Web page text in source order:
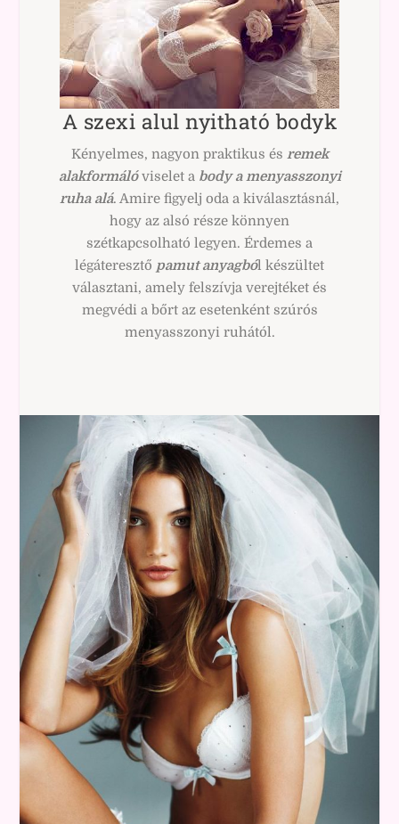
A szexi alul nyitható bodyk
Kényelmes, nagyon praktikus és remek
alakformálóviselet a body a menyasszonyi
ruha alá. Amire figyelj oda a kiválasztásnál,
hogy az alsó része könnyen
szétkapcsolható legyen. Érdemes a
légáteresztő pamut anyagból készültet
választani, amely felszívja verejtéket és
megvédi a bőrt az esetenként szúrós
menyasszonyi ruhától.